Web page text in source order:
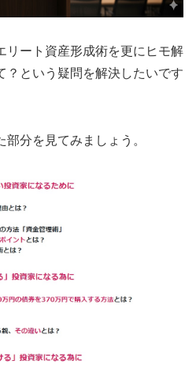
リート資産形成術を更にヒモ解
？という疑問を解決したいです
分を見てみましょう。